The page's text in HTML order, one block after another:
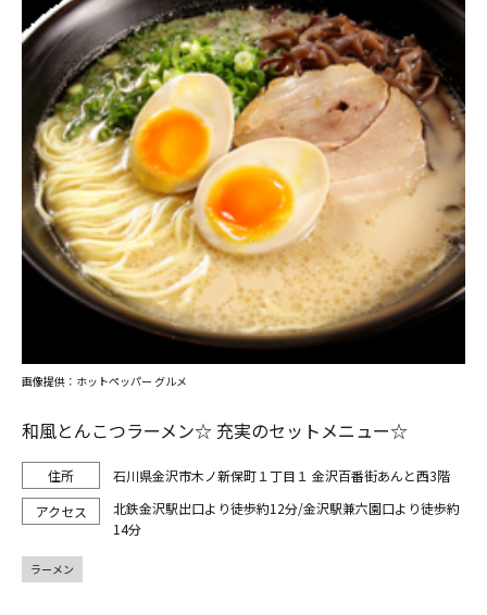
和風とんこつラーメン☆ 充実のセットメニュー☆
石川県金沢市木ノ新保町１丁目１ 金沢百番街あんと西3階
北鉄金沢駅出口より徒歩約12分/金沢駅兼六園口より徒歩約
14分
画像提供：ホットペッパー グルメ
ラーメン